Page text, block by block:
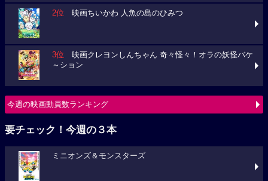
2位 映画ちいかわ 人魚の島のひみつ
3位 映画クレヨンしんちゃん 奇々怪々！オラの妖怪バケ
～ション
今週の映画動員数ランキング
要チェック！今週の３本
ミニオンズ＆モンスターズ